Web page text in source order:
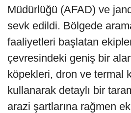
Müdürlüğü (AFAD) ve
sevk edildi. Bölgede
faaliyetleri başlatan
çevresindeki geniş bir
köpekleri, dron ve termal
kullanarak detaylı bir
arazi şartlarına rağmen